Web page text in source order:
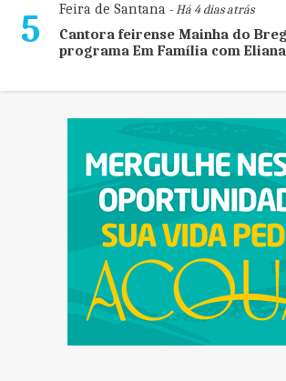
5 Feira de Santana- Há 4 dias atrás
Cantora feirense Mainha do
programa Em Família com Eliana